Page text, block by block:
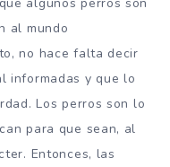
algunos perros son
al mundo
no hace falta decir
informadas y que lo
Los perros son lo
para que sean, al
Entonces, las